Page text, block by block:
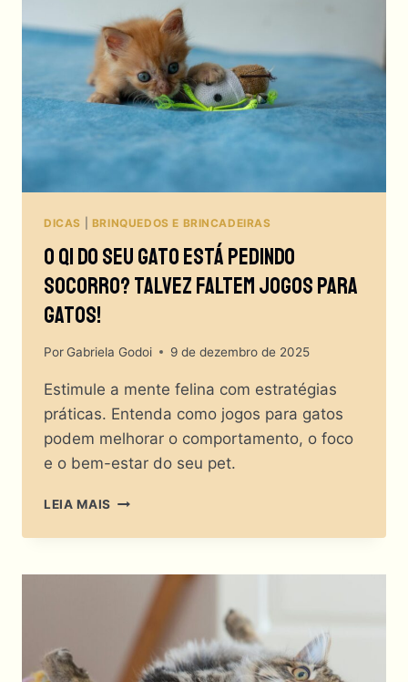
ANTECIPADA?!
DICAS BRINQUEDOS E BRINCADEIRAS
O QI Do Seu Gato Está Pedindo
Socorro? Talvez Faltem Jogos Para
Gatos!
PorGabriela Godoi 9 de dezembro de 2025
Estimule a mente felina com estratégias
práticas. Entenda como jogos para gatos
podem melhorar o comportamento, o foco
e o bem-estar do seu pet.
LEIA MAIS
DO
GATO
PEDINDO
SOCORRO?
TALVEZ
FALTEM